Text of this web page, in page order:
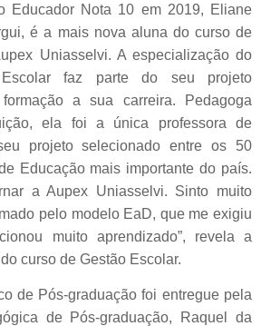
Educador Nota 10 em 2019, Eliane
é a mais nova aluna do cursode
Uniasselvi. A especialização do
faz parte do seu projeto
a sua carreira. Pedagoga
ela foi a única professora de
projeto selecionado entre os 50
Educação mais importante do país.
a Aupex Uniasselvi. Sinto muito
pelo modelo EaD, que me exigiu
muito aprendizado”, revela a
curso de Gestão Escolar.
de Pós-graduação foi entregue pela
de Pós-graduação, Raquel da